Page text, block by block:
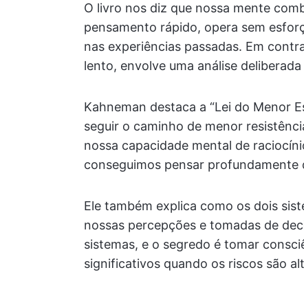
O livro nos diz que nossa mente
pensamento rápido, opera sem
nas experiências passadas. Em
lento, envolve uma análise
Kahneman destaca a “Lei do Menor
seguir o caminho de menor
nossa capacidade mental de
conseguimos pensar
Ele também explica como os dois
nossas percepções e tomadas de
sistemas, e o segredo é tomar
significativos quando os riscos são